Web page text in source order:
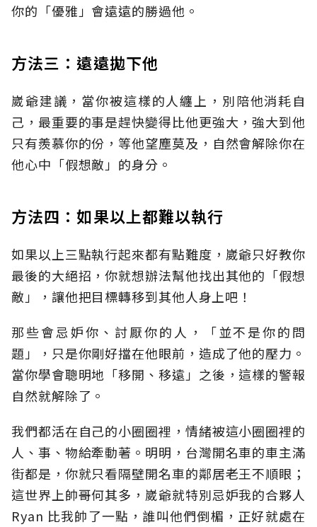
你的「優雅」會遠遠的勝過他。
方法三：遠遠拋下他
崴爺建議，當你被這樣的人纏上，別陪他消耗自
己，最重要的事是趕快變得比他更強大，強大到他
只有羨慕你的份，等他望塵莫及，自然會解除你在
他心中「假想敵」的身分。
方法四：如果以上都難以執行
如果以上三點執行起來都有點難度，崴爺只好教你
最後的大絕招，你就想辦法幫他找出其他的「假想
敵」，讓他把目標轉移到其他人身上吧！
那些會忌妒你、討厭你的人，「並不是你的問
題」，只是你剛好擋在他眼前，造成了他的壓力。
當你學會聰明地「移開、移遠」之後，這樣的警報
自然就解除了。
我們都活在自己的小圈圈裡，情緒被這小圈圈裡的
人、事、物給牽動著。明明，台灣開名車的車主滿
街都是，你就只看隔壁開名車的鄰居老王不順眼；
這世界上帥哥何其多，崴爺就特別忌妒我的合夥人
Ryan 比我帥了一點，誰叫他們倒楣，正好就處在